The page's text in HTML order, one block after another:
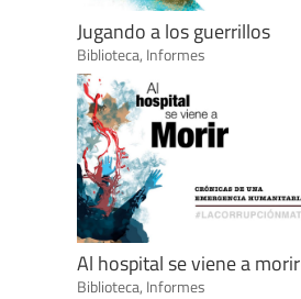
Jugando a los guerrillos
Biblioteca, Informes
Al hospital se viene a morir
Biblioteca, Informes